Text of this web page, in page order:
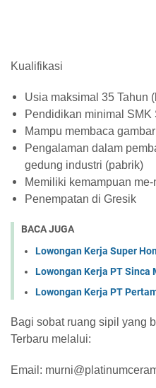
Kualifikasi
Usia maksimal 35 Tahun
Pendidikan minimal SMK
Mampu membaca
Pengalaman dalam
gedung industri (pabrik)
Memiliki kemampuan
Penempatan di Gresik
BACA JUGA
Lowongan Kerja Super
Lowongan Kerja PT Sinca
Lowongan Kerja PT
Bagi sobat ruang sipil yang
Terbaru melalui:
Email: